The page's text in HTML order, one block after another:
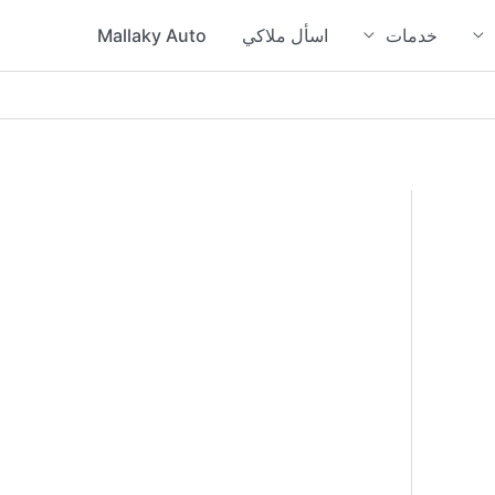
خدمات اسأل ملاكي Mallaky Auto